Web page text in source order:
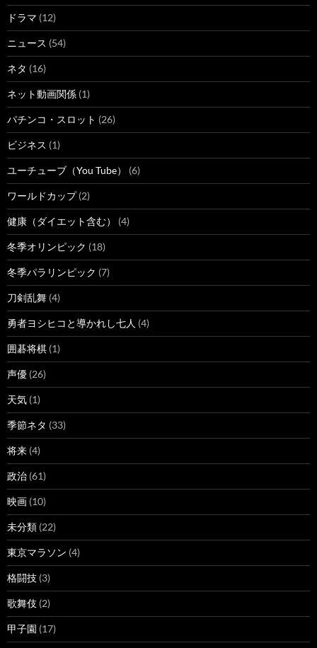
ドラマ (12)
ニュース (54)
ネタ (16)
ネット動画関係 (1)
パチンコ・スロット (26)
ビジネス (1)
ユーチューブ（You Tube） (6)
ワールドカップ(2)
健康（ダイエット含む） (4)
冬季オリンピック (18)
冬季パラリンピック (7)
刀剣乱舞 (4)
勇者ヨシヒコと導かれし七人 (4)
囲碁将棋 (1)
声優 (26)
天気 (1)
季節ネタ (33)
将来 (4)
政治 (61)
映画 (10)
未分類 (22)
東京マラソン (4)
格闘技 (3)
歌舞伎 (2)
甲子園 (17)